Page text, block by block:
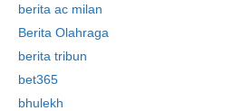
berita ac milan
Berita Olahraga
berita tribun
bet365
bhulekh